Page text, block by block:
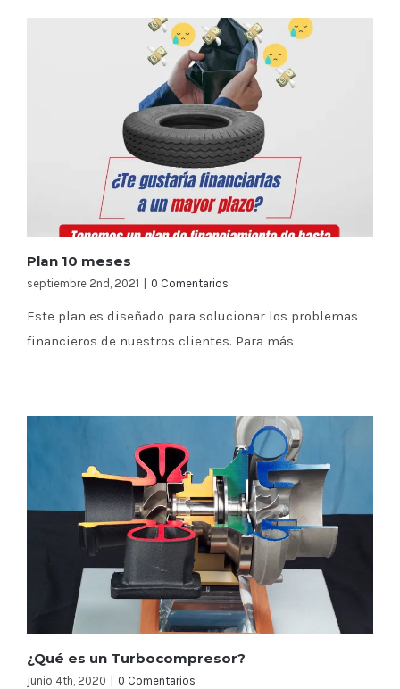
Plan 10 meses
septiembre 2nd, 2021 0 Comentarios
Este plan es diseñado para solucionar los problemas
financieros de nuestros clientes. Para más
¿Qué es un Turbocompresor?
junio 4th, 2020 0 Comentarios